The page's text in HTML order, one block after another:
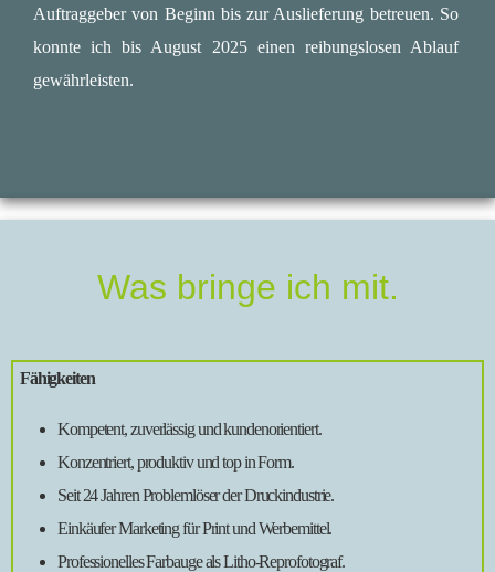
Auftraggeber von Beginn bis zur Auslieferung betreuen. So
konnte ich bis August 2025 einen reibungslosen Ablauf
gewährleisten.
Was bringe ich mit.
Fähigkeiten
Kompetent, zuverlässig und kundenorientiert.
Konzentriert, produktiv und top in Form.
Seit 24 Jahren Problemlöser der Druckindustrie.
Einkäufer Marketing für Print und Werbemittel.
Professionelles Farbauge als Litho-Reprofotograf.